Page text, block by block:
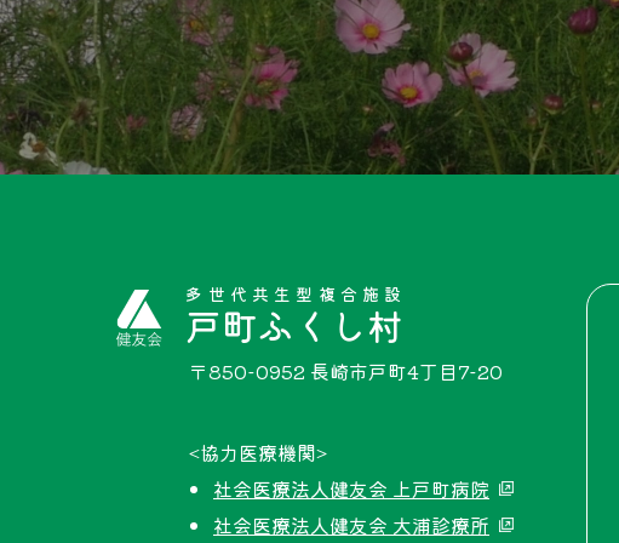
多世代共生型複合施設
戸町ふくし村
〒850-0952 長崎市戸町4丁目7-20
<協力医療機関>
社会医療法人健友会 上戸町病院
社会医療法人健友会 大浦診療所